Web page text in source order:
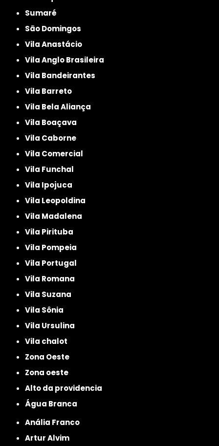
Sumaré
São Domingos
Vila Anastácio
Vila Anglo Brasileira
Vila Bandeirantes
Vila Barreto
Vila Bela Aliança
Vila Boaçava
Vila Caborne
Vila Comercial
Vila Funchal
Vila Ipojuca
Vila Leopoldina
Vila Madalena
Vila Pirituba
Vila Pompeia
Vila Portugal
Vila Romana
Vila Suzana
Vila Sônia
Vila Ursulina
Vila chalot
Zona Oeste
Zona oeste
alto da providencia
Água Branca
Anália Franco
Artur Alvim